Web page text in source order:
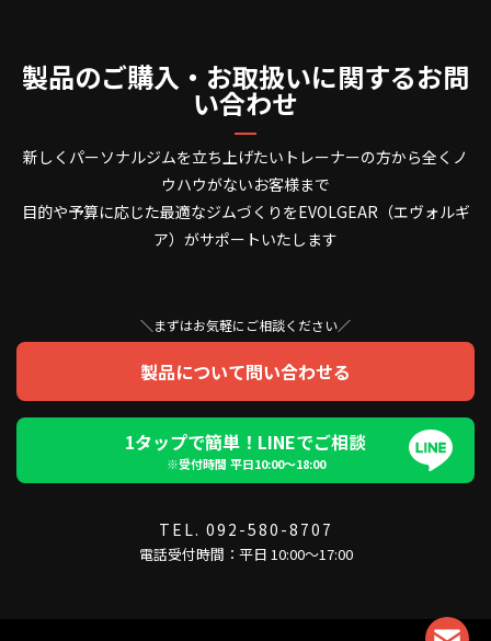
製品のご購入・お取扱いに関するお問
い合わせ
新しくパーソナルジムを立ち上げたいトレーナーの方から全くノ
ウハウがないお客様まで
目的や予算に応じた最適なジムづくりをEVOLGEAR（エヴォルギ
ア）がサポートいたします
＼まずはお気軽にご相談ください／
製品について問い合わせる
1タップで簡単！LINEでご相談
※受付時間 平日10:00〜18:00
TEL. 092-580-8707
電話受付時間：平日 10:00～17:00